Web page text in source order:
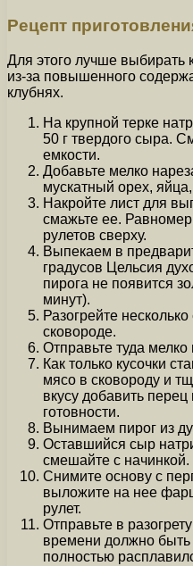
Рецепт
Для этого лучше выбирать
из-за повышенного
клубнях.
На крупной терке
50 г твердого сыра.
емкости.
Добавьте мелко
мускатный орех,
Накройте лист для
смажьте ее.
рулетов сверху.
Выпекаем в
градусов Цельсия
пирога не появится
минут).
Разогрейте
сковороде.
Отправьте туда
Как только кусочки
мясо в сковороду и
вкусу добавить
готовности.
Вынимаем пирог из
Оставшийся сыр
смешайте с начинкой.
Снимите основу с
выложите на нее
рулет.
Отправьте в
времени должно быть
полностью